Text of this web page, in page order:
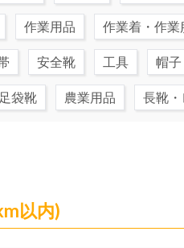
作業用品 作業着・作業
安全靴 工具 帽子
足袋靴 農業用品 長靴
以内)